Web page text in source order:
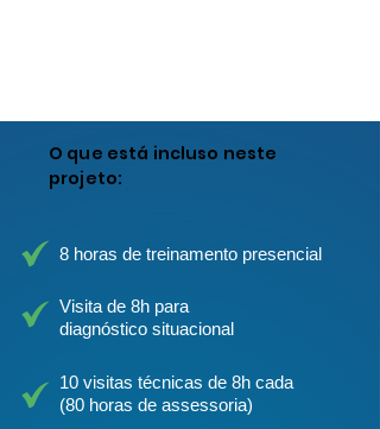
O que está incluso neste
projeto:
8 horas de treinamento presencial
Visita de 8h para
diagnóstico situacional
10 visitas técnicas de 8h cada
(80 horas de assessoria)